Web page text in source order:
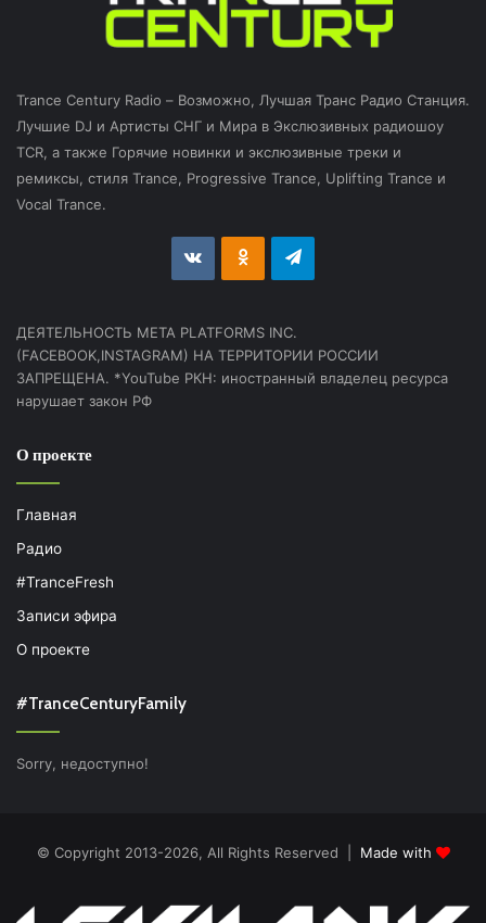
Trance Century Radio – Возможно, Лучшая Транс Радио Станция.
Лучшие DJ и Артисты СНГ и Мира в Экслюзивных радиошоу
TCR, а также Горячие новинки и экслюзивные треки и
ремиксы, стиля Trance, Progressive Trance, Uplifting Trance и
Vocal Trance.
vk.com Odnoklassniki
Telegram
ДЕЯТЕЛЬНОСТЬ МЕТА PLATFORMS INC.
(FACEBOOK,INSTAGRAM) НА ТЕРРИТОРИИ РОССИИ
ЗАПРЕЩЕНА. *YouTube РКН: иностранный владелец ресурса
нарушает закон РФ
О проекте
Главная
Радио
#TranceFresh
Записи эфира
О проекте
#TranceCenturyFamily
Sorry, недоступно!
© Copyright 2013-2026, All Rights Reserved | Made with